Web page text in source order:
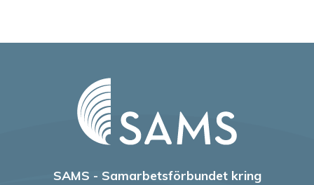
SAMS - Samarbetsförbundet kring